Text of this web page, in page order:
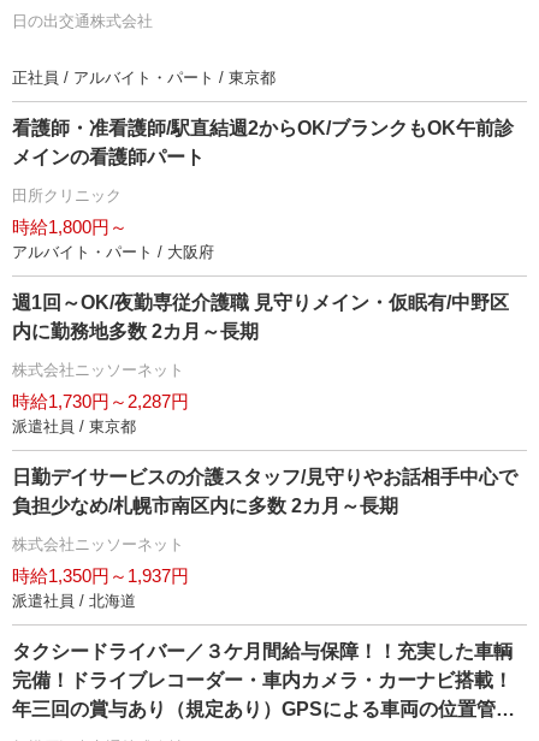
上が7名！」経験者対象：支援金20万円支給！未経験者対
企業＆働きやすい職場認証制度認定済
日の出交通株式会社
正社員 / アルバイト・パート / 東京都
看護師・准看護師/駅直結週2からOK/ブランクもOK午前診
メインの看護師パート
田所クリニック
時給1,800円～
アルバイト・パート / 大阪府
週1回～OK/夜勤専従介護職 見守りメイン・仮眠有/中野区
内に勤務地多数 2カ月～長期
株式会社ニッソーネット
時給1,730円～2,287円
派遣社員 / 東京都
日勤デイサービスの介護スタッフ/見守りやお話相手中心で
負担少なめ/札幌市南区内に多数 2カ月～長期
株式会社ニッソーネット
時給1,350円～1,937円
派遣社員 / 北海道
タクシードライバー／３ケ月間給与保障！！充実した車輌
完備！ドライブレコーダー・車内カメラ・カーナビ搭載！
年三回の賞与あり（規定あり）GPSによる車両の位置管理